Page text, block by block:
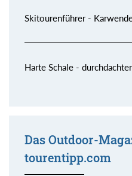
Skitourenführer -
Harte Schale -
Das Outdoor-
tourentipp.com